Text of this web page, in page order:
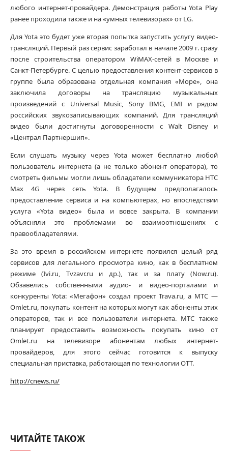
любого интернет-провайдера. Демонстрация работы Yota Play
ранее проходила также и на «умных телевизорах» от LG.
Для Yota это будет уже вторая попытка запустить услугу видео-
трансляций. Первый раз сервис заработал в начале 2009 г. сразу
после строительства оператором WiMAX-сетей в Москве и
Санкт-Петербурге. С целью предоставления контент-сервисов в
группе была образована отдельная компания «Море», она
заключила договоры на трансляцию музыкальных
произведений с Universal Music, Sony BMG, EMI и рядом
российских звукозаписывающих компаний. Для трансляций
видео были достигнуты договоренности с Walt Disney и
«Централ Партнершип».
Если слушать музыку через Yota может бесплатно любой
пользователь интернета (а не только абонент оператора), то
смотреть фильмы могли лишь обладатели коммуникатора HTC
Max 4G через сеть Yota. В будущем предполагалось
предоставление сервиса и на компьютерах, но впоследствии
услуга «Yota видео» была и вовсе закрыта. В компании
объясняли это проблемами во взаимоотношениях с
правообладателями.
За это время в российском интернете появился целый ряд
сервисов для легального просмотра кино, как в бесплатном
режиме (Ivi.ru, Tvzavr.ru и др.), так и за плату (Now.ru).
Обзавелись собственными аудио- и видео-порталами и
конкуренты Yota: «Мегафон» создал проект Trava.ru, а МТС —
Omlet.ru, покупать контент на которых могут как абоненты этих
операторов, так и все пользователи интернета. МТС также
планирует предоставить возможность покупать кино от
Omlet.ru на телевизоре абонентам любых интернет-
провайдеров, для этого сейчас готовится к выпуску
специальная приставка, работающая по технологии OTT.
http://cnews.ru/
ЧИТАЙТЕ ТАКОЖ